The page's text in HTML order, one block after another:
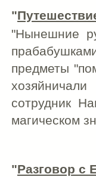
"
"Нынешние
предметы
сотрудник
магическом
"Разговор с